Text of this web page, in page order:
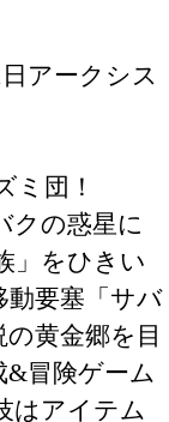
アークシス
ミ団！
クの惑星に
」をひきい
要塞「サバ
黄金郷を目
冒険ゲーム
はアイテム